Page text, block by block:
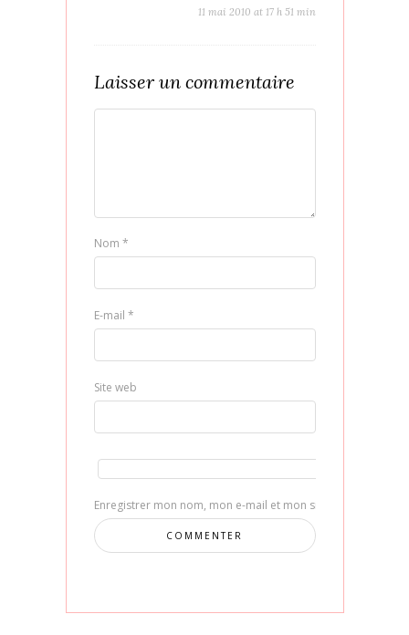
11 mai 2010 at 17 h 51 min
Laisser un commentaire
Nom *
E-mail *
Site web
Enregistrer mon nom, mon e-mail et mon site dans le